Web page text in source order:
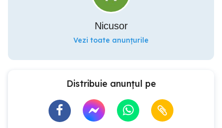
Nicusor
Vezi toate anunțurile
Distribuie anunțul pe